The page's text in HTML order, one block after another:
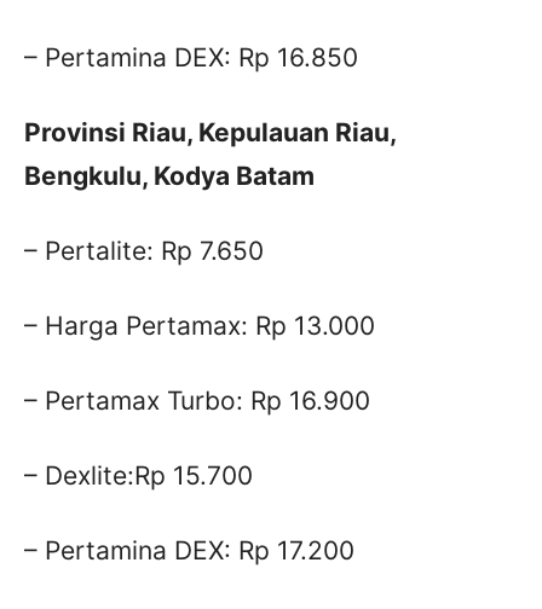
– Pertamina DEX: Rp 16.850
Provinsi Riau, Kepulauan Riau,
Bengkulu, Kodya Batam
– Pertalite: Rp 7.650
– Harga Pertamax: Rp 13.000
– Pertamax Turbo: Rp 16.900
– Dexlite:Rp 15.700
– Pertamina DEX: Rp 17.200